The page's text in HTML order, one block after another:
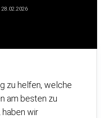
28.02.2026
zu helfen, welche
am besten zu
haben wir